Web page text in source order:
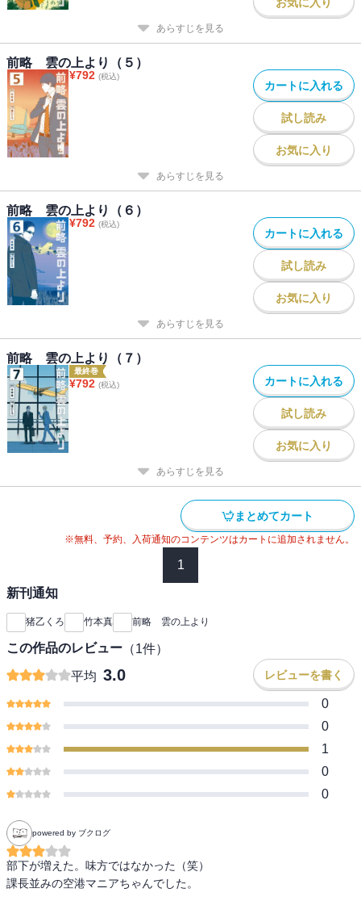
あらすじを見る
前略 雲の上より（５）
¥792 (税込)
カートに入れる
試し読み
お気に入り
あらすじを見る
前略 雲の上より（６）
¥792 (税込)
カートに入れる
試し読み
お気に入り
あらすじを見る
前略 雲の上より（７）
最終巻
¥792 (税込) カートに入れる
試し読み
お気に入り
あらすじを見る
まとめてカート
※無料、予約、入荷通知のコンテンツはカートに追加されません。
1
新刊通知
猪乙くろ 竹本真 前略 雲の上より
この作品のレビュー （1件）
平均 3.0 レビューを書く
0
0
1
0
0
powered by ブクログ
部下が増えた。味方ではなかった（笑）
課長並みの空港マニアちゃんでした。